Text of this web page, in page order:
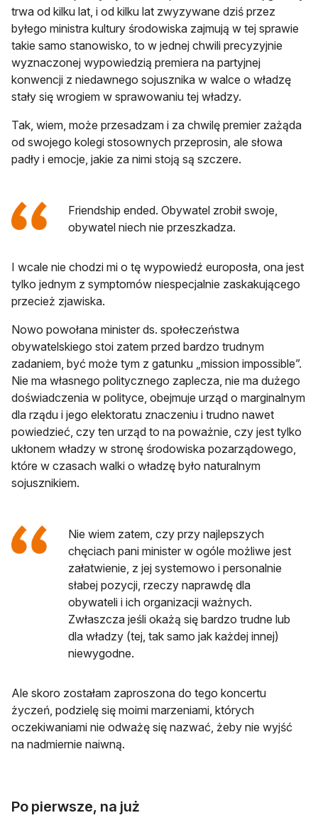
trwa od kilku lat, i od kilku lat zwyzywane dziś przez
byłego ministra kultury środowiska zajmują w tej sprawie
takie samo stanowisko, to w jednej chwili precyzyjnie
wyznaczonej wypowiedzią premiera na partyjnej
konwencji z niedawnego sojusznika w walce o władzę
stały się wrogiem w sprawowaniu tej władzy.
Tak, wiem, może przesadzam i za chwilę premier zażąda
od swojego kolegi stosownych przeprosin, ale słowa
padły i emocje, jakie za nimi stoją są szczere.
Friendship ended. Obywatel zrobił swoje,
obywatel niech nie przeszkadza.
I wcale nie chodzi mi o tę wypowiedź europosła, ona jest
tylko jednym z symptomów niespecjalnie zaskakującego
przecież zjawiska.
Nowo powołana minister ds. społeczeństwa
obywatelskiego stoi zatem przed bardzo trudnym
zadaniem, być może tym z gatunku „mission impossible”.
Nie ma własnego politycznego zaplecza, nie ma dużego
doświadczenia w polityce, obejmuje urząd o marginalnym
dla rządu i jego elektoratu znaczeniu i trudno nawet
powiedzieć, czy ten urząd to na poważnie, czy jest tylko
ukłonem władzy w stronę środowiska pozarządowego,
które w czasach walki o władzę było naturalnym
sojusznikiem.
Nie wiem zatem, czy przy najlepszych
chęciach pani minister w ogóle możliwe jest
załatwienie, z jej systemowo i personalnie
słabej pozycji, rzeczy naprawdę dla
obywateli i ich organizacji ważnych.
Zwłaszcza jeśli okażą się bardzo trudne lub
dla władzy (tej, tak samo jak każdej innej)
niewygodne.
Ale skoro zostałam zaproszona do tego koncertu
życzeń, podzielę się moimi marzeniami, których
oczekiwaniami nie odważę się nazwać, żeby nie wyjść
na nadmiernie naiwną.
Po pierwsze, na już